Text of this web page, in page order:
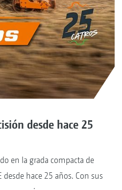
desde hace 25
en la grada compacta de
desde hace 25 años. Con sus